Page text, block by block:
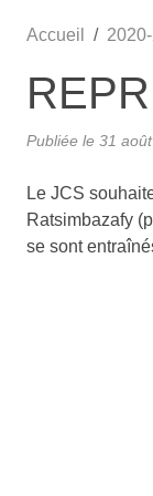
Accueil
Publiée le 31
Le JCS
Ratsimbazafy
se sont